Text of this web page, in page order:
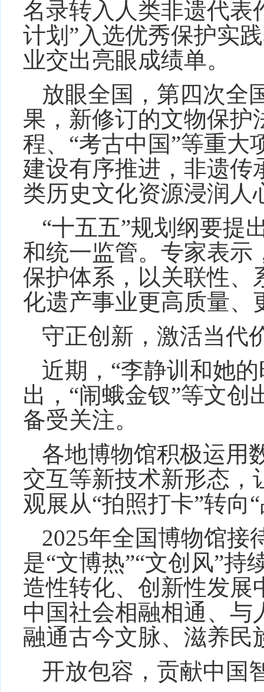
名录转入人类非遗代表
计划”入选优秀保护实
业交出亮眼成绩单。
放眼全国，第四次全
果，新修订的文物保护
程、“考古中国”等重大
建设有序推进，非遗传
类历史文化资源浸润人
“十五五”规划纲要提
和统一监管。专家表示
保护体系，以关联性、
化遗产事业更高质量、
守正创新，激活当代
近期，“李静训和她
出，“闹蛾金钗”等文创
备受关注。
各地博物馆积极运用
交互等新技术新形态，
观展从“拍照打卡”转向
2025年全国博物馆接
是“文博热”“文创风”持
造性转化、创新性发展
中国社会相融相通、与
融通古今文脉、滋养民
开放包容，贡献中国